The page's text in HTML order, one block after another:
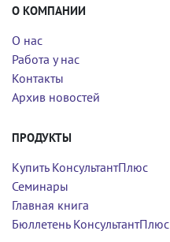
О КОМПАНИИ
О нас
Работа у нас
Контакты
Архив новостей
ПРОДУКТЫ
Купить КонсультантПлюс
Семинары
Главная книга
Бюллетень КонсультантПлюс